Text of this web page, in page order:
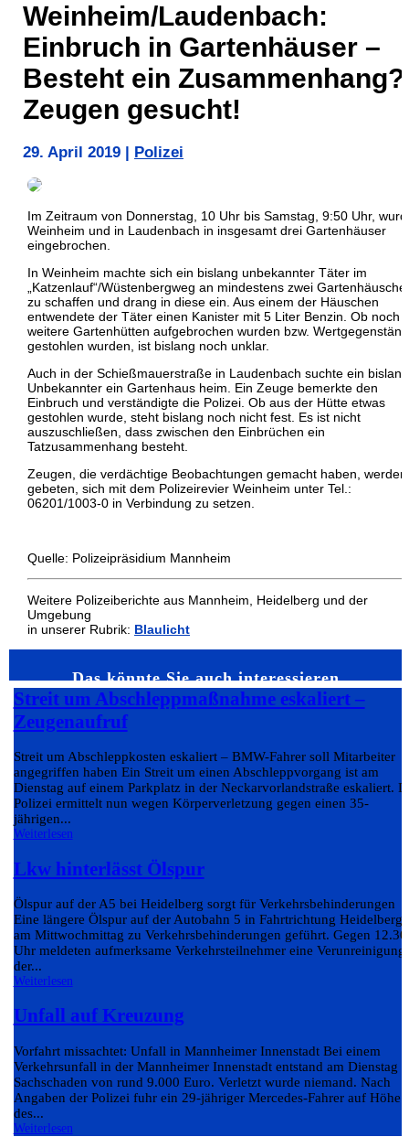
Weinheim/Laudenbach:
Einbruch in Gartenhäuser –
Besteht ein Zusammenhang?
Zeugen gesucht!
29. April 2019 Polizei
Im Zeitraum von Donnerstag, 10 Uhr bis Samstag, 9:50 Uhr,
Weinheim und in Laudenbach in insgesamt drei Gartenhäuser
eingebrochen.
In Weinheim machte sich ein bislang unbekannter Täter im
„Katzenlauf“/Wüstenbergweg an mindestens zwei
zu schaffen und drang in diese ein. Aus einem der Häuschen
entwendete der Täter einen Kanister mit 5 Liter Benzin. Ob noch
weitere Gartenhütten aufgebrochen wurden bzw.
gestohlen wurden, ist bislang noch unklar.
Auch in der Schießmauerstraße in Laudenbach suchte ein bislang
Unbekannter ein Gartenhaus heim. Ein Zeuge bemerkte den
Einbruch und verständigte die Polizei. Ob aus der Hütte etwas
gestohlen wurde, steht bislang noch nicht fest. Es ist nicht
auszuschließen, dass zwischen den Einbrüchen ein
Tatzusammenhang besteht.
Zeugen, die verdächtige Beobachtungen gemacht haben, werden
gebeten, sich mit dem Polizeirevier Weinheim unter Tel.:
06201/1003-0 in Verbindung zu setzen.
Quelle: Polizeipräsidium Mannheim
Weitere Polizeiberichte aus Mannheim, Heidelberg und der
Umgebung
in unserer Rubrik: Blaulicht
Das könnte Sie auch interessieren…
Streit um Abschleppmaßnahme eskaliert –
Zeugenaufruf
Streit um Abschleppkosten eskaliert – BMW-Fahrer soll Mitarbeiter
angegriffen haben Ein Streit um einen Abschleppvorgang ist am
Dienstag auf einem Parkplatz in der Neckarvorlandstraße eskaliert.
Polizei ermittelt nun wegen Körperverletzung gegen einen 35-
jährigen...
Weiterlesen
Lkw hinterlässt Ölspur
Ölspur auf der A5 bei Heidelberg sorgt für Verkehrsbehinderungen
Eine längere Ölspur auf der Autobahn 5 in Fahrtrichtung Heidelberg
am Mittwochmittag zu Verkehrsbehinderungen geführt. Gegen 12.30
Uhr meldeten aufmerksame Verkehrsteilnehmer eine Verunreinigung
der...
Weiterlesen
Unfall auf Kreuzung
Vorfahrt missachtet: Unfall in Mannheimer Innenstadt Bei einem
Verkehrsunfall in der Mannheimer Innenstadt entstand am Dienstag
Sachschaden von rund 9.000 Euro. Verletzt wurde niemand. Nach
Angaben der Polizei fuhr ein 29-jähriger Mercedes-Fahrer auf Höhe
des...
Weiterlesen